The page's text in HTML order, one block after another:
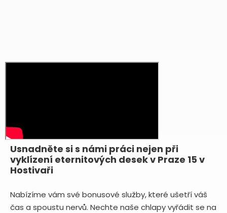
Usnadněte si s námi práci nejen při
vyklízení eternitových desek v Praze 15 v
Hostivaři
Nabízíme vám své bonusové služby, které ušetří váš
čas a spoustu nervů. Nechte naše chlapy vyřádit se na